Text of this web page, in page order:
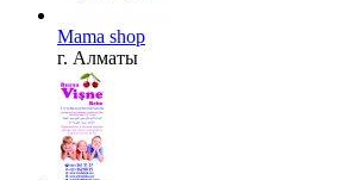
Mama shop
г. Алматы